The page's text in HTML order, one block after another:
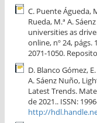
C. Puente Águeda,
Rueda, M.ª A.
universities as
online, nº 24, págs.
2071-1050.
D. Blanco Gómez,
A. Sáenz Nuño,
Latest Trends.
de 2021.. ISSN:
http://